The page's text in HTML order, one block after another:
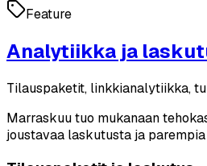
Feature
Analytiikka ja
Tilauspaketit, linkkianalytiikka,
Marraskuu tuo mukanaan
joustavaa laskutusta ja